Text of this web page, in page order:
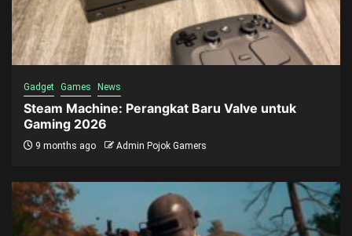
Gadget Games News
Steam Machine: Perangkat Baru Valve untuk
Gaming 2026
9 months ago Admin Pojok Gamers